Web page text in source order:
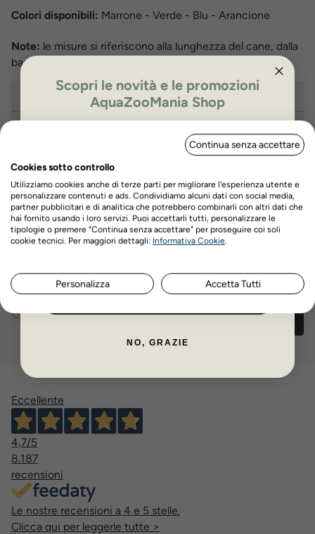
Colori disponibili: Marrone - Verde - Blu - Arancione
Note: le misure si riferiscono alla lunghezza del cane, dalla
base del collo all'attaccatura della coda
Dettagli del prodotto
Hai bisogno di aiuto?
Contatta il nostro servizio di assistenza
Scorzè (Ve)
Chiamaci
Eccellente
4,7/5
8.187
recensioni
Le nostre recensioni a 4 e 5 stelle.
Clicca qui per leggerle tutte >
Continua senza accettare
Cookies sotto controllo
Utilizziamo cookies anche di terze parti per migliorare l'esperienza utente e
personalizzare contenuti e ads. Condividiamo alcuni dati con social media,
partner pubblicitari e di analitica che potrebbero combinarli con altri dati che
hai fornito usando i loro servizi. Puoi accettarli tutti, personalizzare le
tipologie o premere "Continua senza accettare" per proseguire coi soli
cookie tecnici. Per maggiori dettagli: Informativa Cookie
Personalizza Accetta Tutti
Scopri le novità e le promozioni
AquaZooMania Shop
ISCRIVITI PER OTTENERE IL 5%
DI SCONTO
Nome Cognome
NO, GRAZIE